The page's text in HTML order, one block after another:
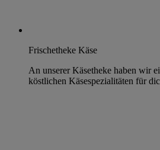
Frischetheke Käse
An unserer Käsetheke haben wir
köstlichen Käsespezialitäten für